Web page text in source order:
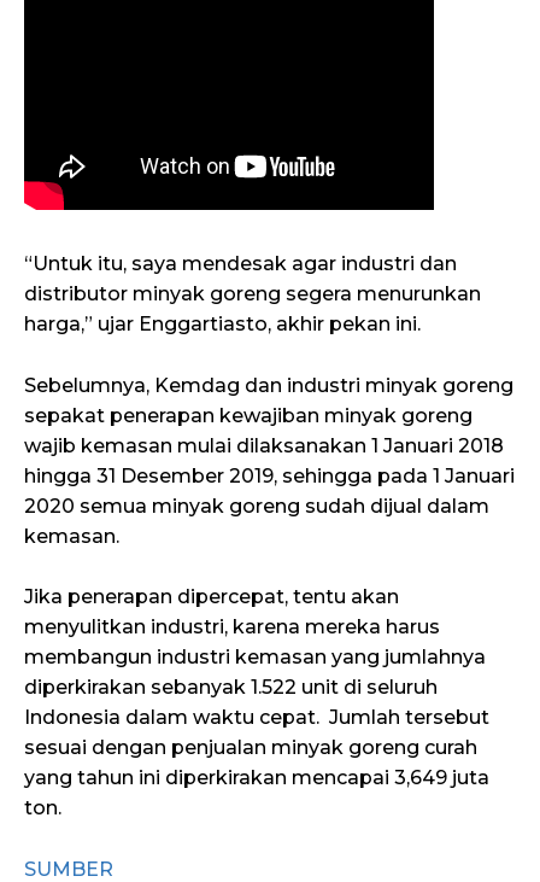
“Untuk itu, saya mendesak agar industri dan
distributor minyak goreng segera menurunkan
harga,” ujar Enggartiasto, akhir pekan ini.
Sebelumnya, Kemdag dan industri minyak goreng
sepakat penerapan kewajiban minyak goreng
wajib kemasan mulai dilaksanakan 1 Januari 2018
hingga 31 Desember 2019, sehingga pada 1 Januari
2020 semua minyak goreng sudah dijual dalam
kemasan.
Jika penerapan dipercepat, tentu akan
menyulitkan industri, karena mereka harus
membangun industri kemasan yang jumlahnya
diperkirakan sebanyak 1.522 unit di seluruh
Indonesia dalam waktu cepat. Jumlah tersebut
sesuai dengan penjualan minyak goreng curah
yang tahun ini diperkirakan mencapai 3,649 juta
ton.
SUMBER